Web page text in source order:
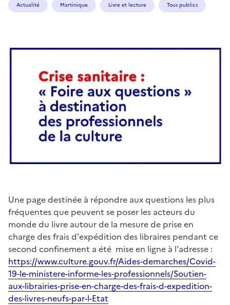
Actualité Martinique Livre et lecture Tous publics
Une page destinée à répondre aux questions les plus
fréquentes que peuvent se poser les acteurs du
monde du livre autour de la mesure de prise en
charge des frais d'expédition des libraires pendant ce
second confinement a été mise en ligne à l'adresse :
https://www.culture.gouv.fr/Aides-demarches/Covid-
19-le-ministere-informe-les-professionnels/Soutien-
aux-librairies-prise-en-charge-des-frais-d-expedition-
des-livres-neufs-par-l-Etat